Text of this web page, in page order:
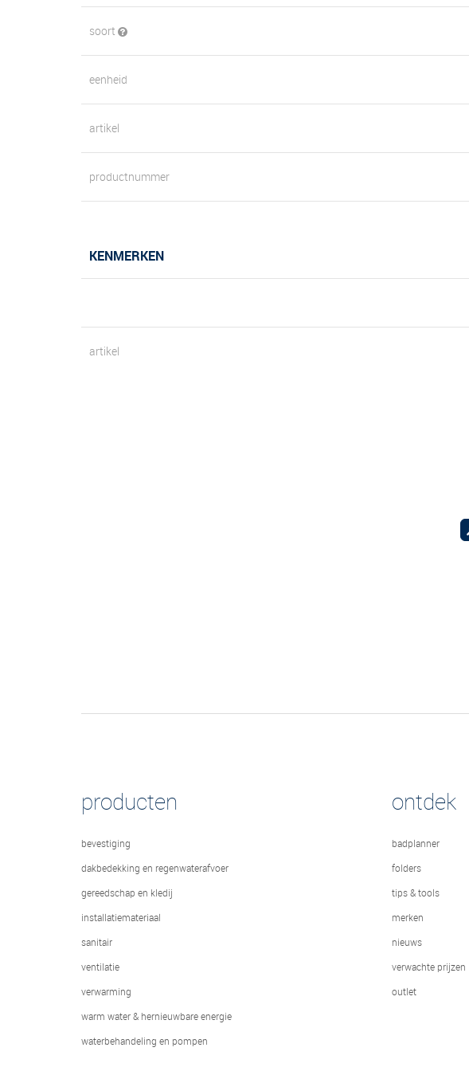
soort
eenheid
artikel
productnummer
KENMERKEN
artikel
producten
bevestiging
dakbedekking en regenwaterafvoer
gereedschap en kledij
installatiemateriaal
sanitair
ventilatie
verwarming
warm water & hernieuwbare energie
waterbehandeling en pompen
ontdek
badplanner
folders
tips & tools
merken
nieuws
verwachte prijzen
outlet